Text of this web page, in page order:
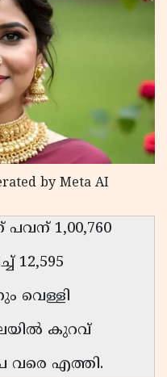
by Meta AI
പവന് 1,00,760
12,595
വെള്ളി
കുറവ്
വരെ എത്തി.